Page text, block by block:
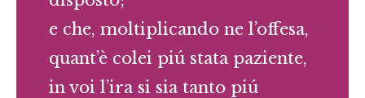
e che, moltiplicando ne l’offesa,
quant’è colei piú stata paziente,
in voi l’ira si sia tanto piú